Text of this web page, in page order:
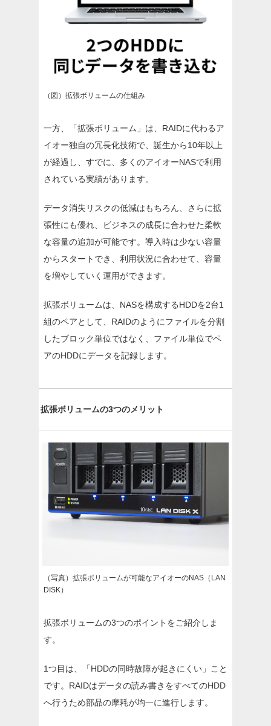
（図）拡張ボリュームの仕組み
一方、「拡張ボリューム」は、RAIDに代わるア
イオー独自の冗長化技術で、誕生から10年以上
が経過し、すでに、多くのアイオーNASで利用
されている実績があります。
データ消失リスクの低減はもちろん、さらに拡
張性にも優れ、ビジネスの成長に合わせた柔軟
な容量の追加が可能です。導入時は少ない容量
からスタートでき、利用状況に合わせて、容量
を増やしていく運用ができます。
拡張ボリュームは、NASを構成するHDDを2台1
組のペアとして、RAIDのようにファイルを分割
したブロック単位ではなく、ファイル単位でペ
アのHDDにデータを記録します。
拡張ボリュームの3つのメリット
（写真）拡張ボリュームが可能なアイオーのNAS（LAN
DISK）
拡張ボリュームの3つのポイントをご紹介しま
す。
1つ目は、「HDDの同時故障が起きにくい」こと
です。RAIDはデータの読み書きをすべてのHDD
へ行うため部品の摩耗が均一に進行します。